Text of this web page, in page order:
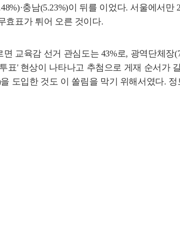
충남(5.23%)이 뒤를 이었다. 서울에서
효표가 튀어 오른 것이다.
교육감 선거 관심도는 43%로, 광역단체장
' 현상이 나타나고 추첨으로 게재 순서가
도입한 것도 이 쏠림을 막기 위해서였다.